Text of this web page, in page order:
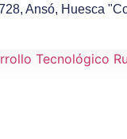
Ansó, Huesca